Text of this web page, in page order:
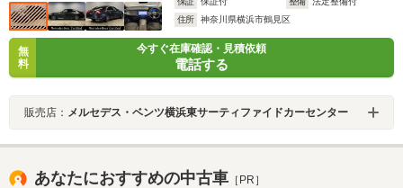
住所
神奈川県横浜市鶴見区
無
料
今すぐ在庫確認・見積依頼
電話する
販売店： メルセデス・ベンツ横浜東サーティファイドカーセンター
あなたにおすすめの中古車 ［PR］